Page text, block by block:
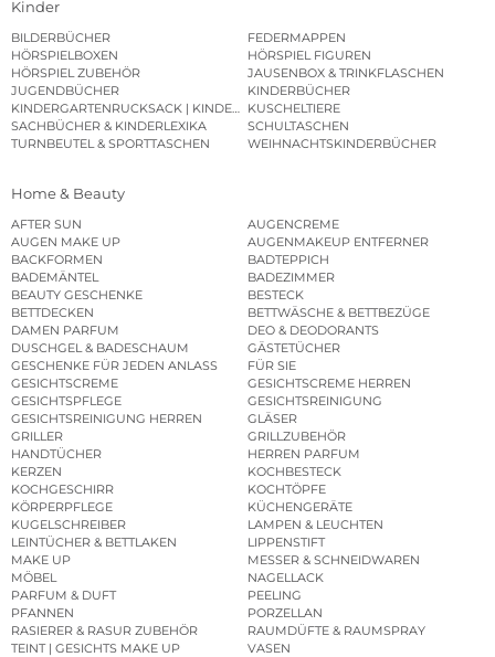
Kinder
BILDERBÜCHER
FEDERMAPPEN
HÖRSPIELBOXEN
HÖRSPIEL FIGUREN
HÖRSPIEL ZUBEHÖR
JAUSENBOX & TRINKFLASCHEN
JUGENDBÜCHER
KINDERBÜCHER
KINDERGARTENRUCKSACK | KINDERGARTENBEUTEL
KUSCHELTIERE
SACHBÜCHER & KINDERLEXIKA
SCHULTASCHEN
TURNBEUTEL & SPORTTASCHEN
WEIHNACHTSKINDERBÜCHER
Home & Beauty
AFTER SUN
AUGENCREME
AUGEN MAKE UP
AUGENMAKEUP ENTFERNER
BACKFORMEN
BADTEPPICH
BADEMÄNTEL
BADEZIMMER
BEAUTY GESCHENKE
BESTECK
BETTDECKEN
BETTWÄSCHE & BETTBEZÜGE
DAMEN PARFUM
DEO & DEODORANTS
DUSCHGEL & BADESCHAUM
GÄSTETÜCHER
GESCHENKE FÜR JEDEN ANLASS
FÜR SIE
GESICHTSCREME
GESICHTSCREME HERREN
GESICHTSPFLEGE
GESICHTSREINIGUNG
GESICHTSREINIGUNG HERREN
GLÄSER
GRILLER
GRILLZUBEHÖR
HANDTÜCHER
HERREN PARFUM
KERZEN
KOCHBESTECK
KOCHGESCHIRR
KOCHTÖPFE
KÖRPERPFLEGE
KÜCHENGERÄTE
KUGELSCHREIBER
LAMPEN & LEUCHTEN
LEINTÜCHER & BETTLAKEN
LIPPENSTIFT
MAKE UP
MESSER & SCHNEIDWAREN
MÖBEL
NAGELLACK
PARFUM & DUFT
PEELING
PFANNEN
PORZELLAN
RASIERER & RASUR ZUBEHÖR
RAUMDÜFTE & RAUMSPRAY
TEINT | GESICHTS MAKE UP
VASEN